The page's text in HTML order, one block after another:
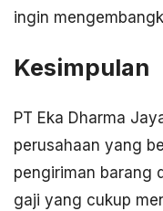
ingin
Kesimpulan
PT Eka Dharma
perusahaan yang
pengiriman barang
gaji yang cukup